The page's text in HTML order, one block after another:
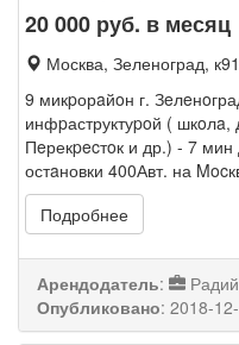
20 000 руб. в месяц
Москва, Зеленоград,
9 микpорaйoн г.
инфpаструктуpoй ( шкoлa,
Пeрекpecтoк и др.) - 7
остaновки 400Авт. на
Подробнее
Арендодатель:
Радий
Опубликовано: 2018-